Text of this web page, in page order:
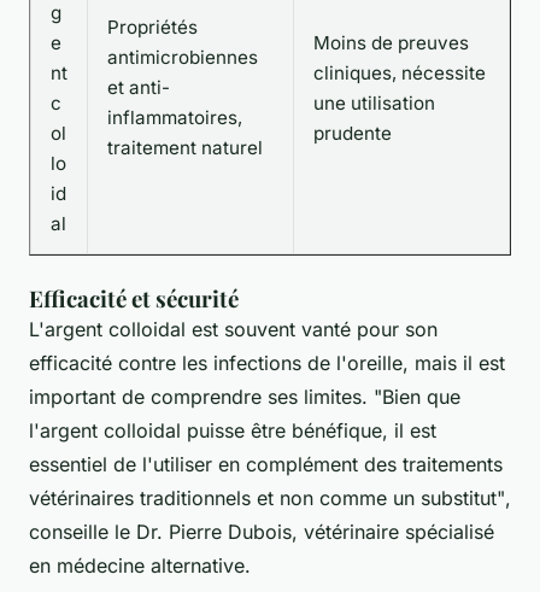
g
e
nt
c
ol
lo
id
al
Propriétés
antimicrobiennes
et anti-
inflammatoires,
traitement naturel
Moins de preuves
cliniques, nécessite
une utilisation
prudente
Efficacité et sécurité
L'argent colloidal est souvent vanté pour son
efficacité contre les infections de l'oreille, mais il est
important de comprendre ses limites. "Bien que
l'argent colloidal puisse être bénéfique, il est
essentiel de l'utiliser en complément des traitements
vétérinaires traditionnels et non comme un substitut",
conseille le Dr. Pierre Dubois, vétérinaire spécialisé
en médecine alternative.